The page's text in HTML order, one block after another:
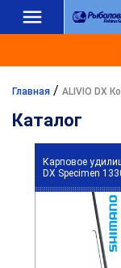
Главная / ALIVIO DX
Каталог
Карповое
DX Specimen